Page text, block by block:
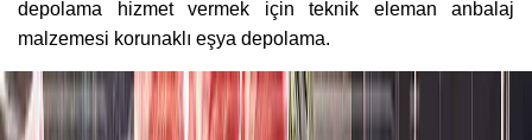
depolama hizmet vermek için teknik eleman anbalaj
malzemesi korunaklı eşya depolama.